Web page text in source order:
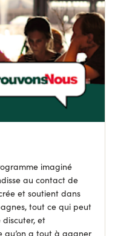
imaginé
au contact de
et soutient dans
tout ce qui peut
et
qu’on a tout à gagner